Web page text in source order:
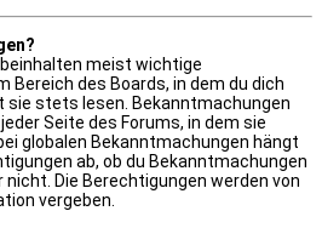
meist wichtige
Bereich des Boards, in dem du dich
sie stets lesen. Bekanntmachungen
Seite des Forums, in dem sie
globalen Bekanntmachungen hängt
ab, ob du Bekanntmachungen
Die Berechtigungen werden von
vergeben.